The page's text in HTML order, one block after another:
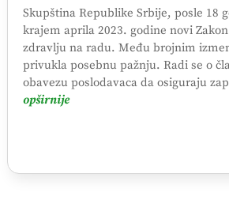
Skupština Republike Srbije, posle 18
krajem aprila 2023. godine novi
zdravlju na radu. Među brojnim
privukla posebnu pažnju. Radi se o
obavezu poslodavaca da osiguraju
opširnije